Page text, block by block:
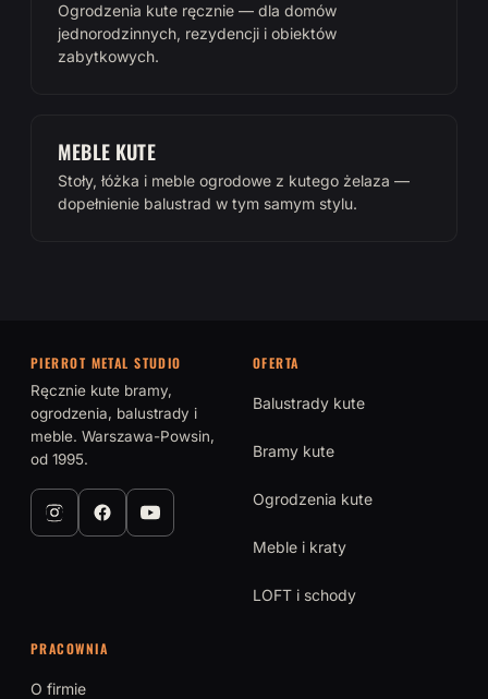
Ogrodzenia kute ręcznie — dla domów
jednorodzinnych, rezydencji i obiektów
zabytkowych.
MEBLE KUTE
Stoły, łóżka i meble ogrodowe z kutego żelaza —
dopełnienie balustrad w tym samym stylu.
PIERROT METAL STUDIO
Ręcznie kute bramy,
ogrodzenia, balustrady i
meble. Warszawa-Powsin,
od 1995.
OFERTA
Balustrady kute
Bramy kute
Ogrodzenia kute
Meble i kraty
LOFT i schody
PRACOWNIA
O firmie